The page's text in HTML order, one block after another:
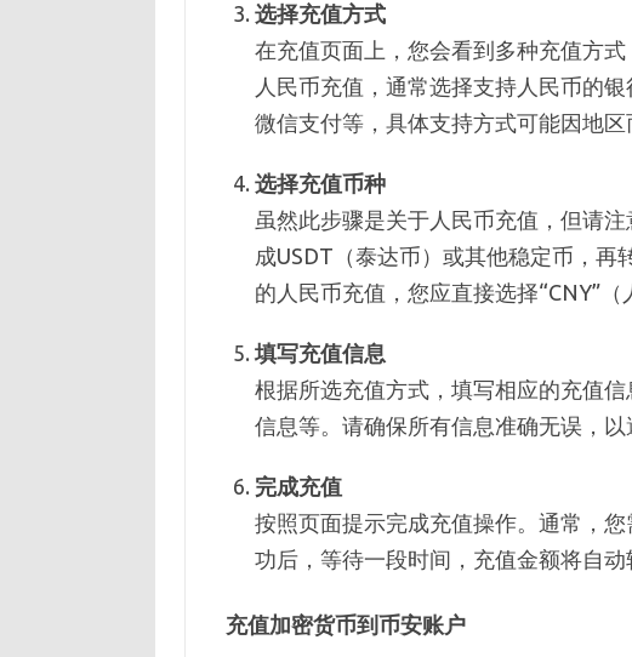
选择充值方式
在充值页面上，您会看到多种充值方
人民币充值，通常选择支持人民币的
微信支付等，具体支持方式可能因地区
选择充值币种
虽然此步骤是关于人民币充值，但请
成USDT（泰达币）或其他稳定币，
的人民币充值，您应直接选择“CNY”（
填写充值信息
根据所选充值方式，填写相应的充值
信息等。请确保所有信息准确无误，以
完成充值
按照页面提示完成充值操作。通常，
功后，等待一段时间，充值金额将自动
充值加密货币到币安账户